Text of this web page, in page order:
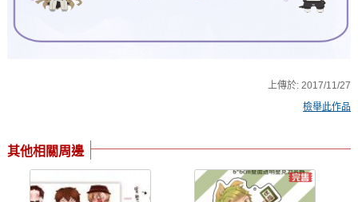
上傳於:2017/11/27
檢舉此作品
其他相關周邊